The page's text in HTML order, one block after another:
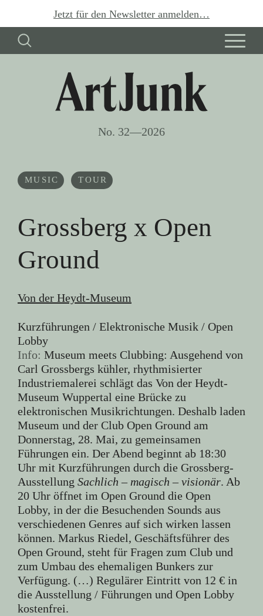
Jetzt für den Newsletter anmelden…
No. 32—2026
MUSIC TOUR
Grossberg x Open
Ground
Von der Heydt-Museum
Kurzführungen / Elektronische Musik / Open
Lobby
Info: Museum meets Clubbing: Ausgehend von
Carl Grossbergs kühler, rhythmisierter
Industriemalerei schlägt das Von der Heydt-
Museum Wuppertal eine Brücke zu
elektronischen Musikrichtungen. Deshalb laden
Museum und der Club Open Ground am
Donnerstag, 28. Mai, zu gemeinsamen
Führungen ein. Der Abend beginnt ab 18:30
Uhr mit Kurzführungen durch die Grossberg-
Ausstellung Sachlich – magisch – visionär. Ab
20 Uhr öffnet im Open Ground die Open
Lobby, in der die Besuchenden Sounds aus
verschiedenen Genres auf sich wirken lassen
können. Markus Riedel, Geschäftsführer des
Open Ground, steht für Fragen zum Club und
zum Umbau des ehemaligen Bunkers zur
Verfügung. (…) Regulärer Eintritt von 12 € in
die Ausstellung / Führungen und Open Lobby
kostenfrei.